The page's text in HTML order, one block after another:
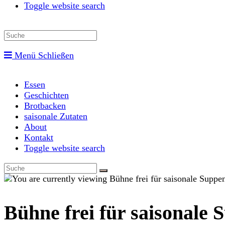
Toggle website search
Menü Schließen
Essen
Geschichten
Brotbacken
saisonale Zutaten
About
Kontakt
Toggle website search
Bühne frei für saisonale